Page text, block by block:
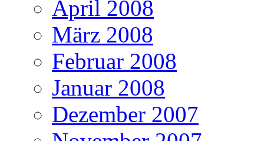
April 2008
März 2008
Februar 2008
Januar 2008
Dezember 2007